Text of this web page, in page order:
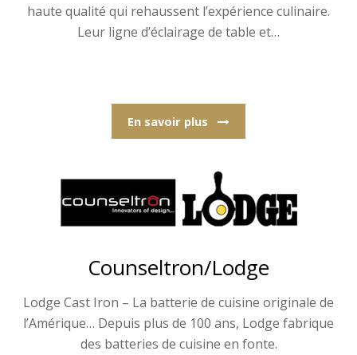
haute qualité qui rehaussent l’expérience culinaire.
Leur ligne d’éclairage de table et…
En savoir plus
Counseltron/Lodge
Lodge Cast Iron – La batterie de cuisine originale de
l’Amérique… Depuis plus de 100 ans, Lodge fabrique
des batteries de cuisine en fonte.